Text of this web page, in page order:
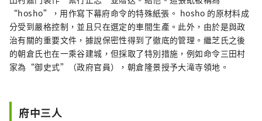
“hosho”，用作寫下幕府命令的特殊紙張。 hosho 的原材料成
分受到嚴格控制，並且只在選定的車間生產。此外，由於是與政
治有關的重要文件，據說保密性得到了徹底的管理。繼芝氏之後
的朝倉氏也在一乘谷建城，但採取了特別措施，例如命令三田村
家為“御史式”（政府官員），朝倉隆景授予大滝寺領地。
府中三人